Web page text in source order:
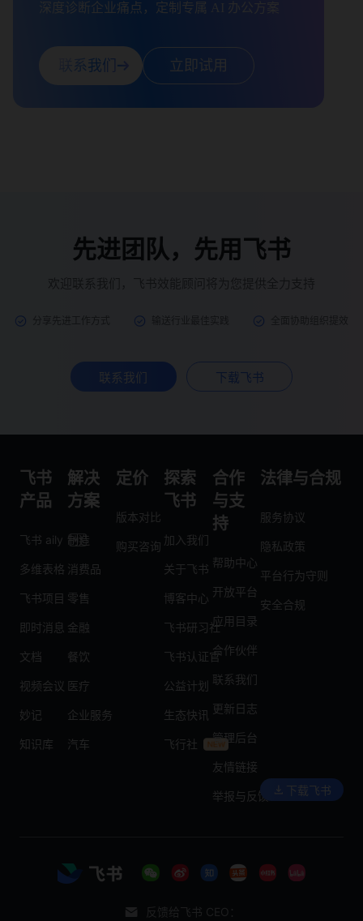
深度诊断企业痛点，定制专属 AI 办公方案
联系我们 立即试用
先进团队，先用飞书
联系我们 下载飞书
飞书
产品
飞书 aily
多维表格
飞书项目
即时消息
文档
视频会议
妙记
知识库
解决
方案
制造
消费品
零售
金融
餐饮
医疗
企业服务
汽车
定价
版本对比
购买咨询
探索
飞书
加入我们
关于飞书
博客中心
飞书研习社
飞书认证官
公益计划
生态快讯
飞行社
合作
与支
持
帮助中心
开放平台
应用目录
合作伙伴
联系我们
更新日志
管理后台
友情链接
举报与反馈
法律与合规
服务协议
隐私政策
平台行为守则
安全合规
下载飞书
反馈给飞书 CEO：